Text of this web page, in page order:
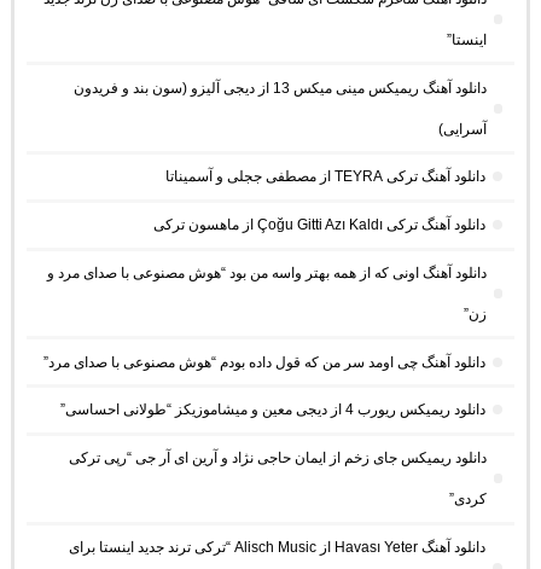
اینستا”
دانلود آهنگ ریمیکس مینی میکس 13 از دیجی آلیزو (سون بند و فریدون
آسرایی)
دانلود آهنگ ترکی TEYRA از مصطفی ججلی و آسمیناتا
دانلود آهنگ ترکی Çoğu Gitti Azı Kaldı از ماهسون ترکی
دانلود آهنگ اونی که از همه بهتر واسه من بود “هوش مصنوعی با صدای مرد و
زن”
دانلود آهنگ چی اومد سر من که قول داده بودم “هوش مصنوعی با صدای مرد”
دانلود ریمیکس ریورب 4 از دیجی معین و میشاموزیکز “طولانی احساسی”
دانلود ریمیکس جای زخم از ایمان حاجی نژاد و آرین ای آر جی “رپی ترکی
کردی”
دانلود آهنگ Havası Yeter از Alisch Music “ترکی ترند جدید اینستا برای